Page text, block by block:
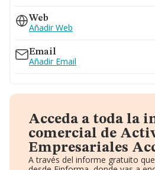
Web
Añadir Web
Email
Añadir Email
Acceda a toda la
comercial de
Empresariales
A través del informe gratuito